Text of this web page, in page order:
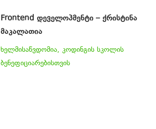
Frontend დეველოპმენტი – ქრისტინა
მაკალათია
ხელმისაწვდომია, კოდინგის სკოლის
ბენეფიციარებისთვის